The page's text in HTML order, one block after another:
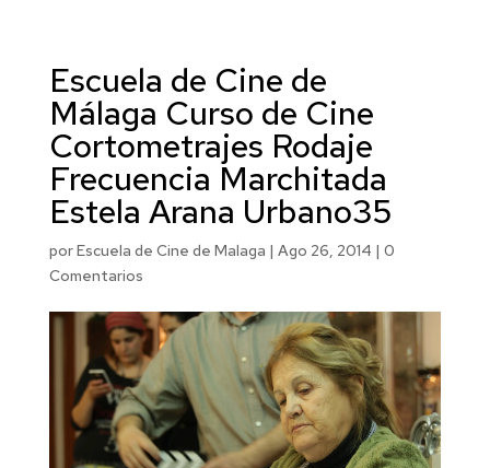
Escuela de Cine de
Málaga Curso de Cine
Cortometrajes Rodaje
Frecuencia Marchitada
Estela Arana Urbano35
porEscuela de Cine de Malaga | Ago 26, 2014 | 0
Comentarios